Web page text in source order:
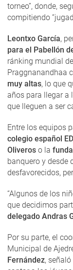
torneo”, donde,
compitiendo
Leontxo García,
para el Pabellón
ránking mundial
Praggnanandhaa
muy altas, lo que
años para llegar a
que lleguen a ser
Entre los equipos
colegio español
Oliveros o la
banquero y desde
desfavorecidos,
“Algunos de los
que decidimos
delegado Andras
Por su parte, el
Municipal de
Fernández, señaló